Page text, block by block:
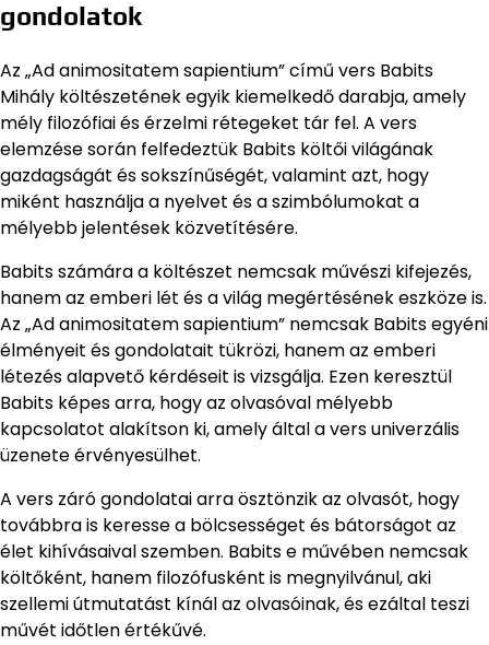
gondolatok
Az „Ad animositatem sapientium” című vers Babits
Mihály költészetének egyik kiemelkedő darabja, amely
mély filozófiai és érzelmi rétegeket tár fel. A vers
elemzése során felfedeztük Babits költői világának
gazdagságát és sokszínűségét, valamint azt, hogy
miként használja a nyelvet és a szimbólumokat a
mélyebb jelentések közvetítésére.
Babits számára a költészet nemcsak művészi kifejezés,
hanem az emberi lét és a világ megértésének eszköze is.
Az „Ad animositatem sapientium” nemcsak Babits egyéni
élményeit és gondolatait tükrözi, hanem az emberi
létezés alapvető kérdéseit is vizsgálja. Ezen keresztül
Babits képes arra, hogy az olvasóval mélyebb
kapcsolatot alakítson ki, amely által a vers univerzális
üzenete érvényesülhet.
A vers záró gondolatai arra ösztönzik az olvasót, hogy
továbbra is keresse a bölcsességet és bátorságot az
élet kihívásaival szemben. Babits e művében nemcsak
költőként, hanem filozófusként is megnyilvánul, aki
szellemi útmutatást kínál az olvasóinak, és ezáltal teszi
művét időtlen értékűvé.